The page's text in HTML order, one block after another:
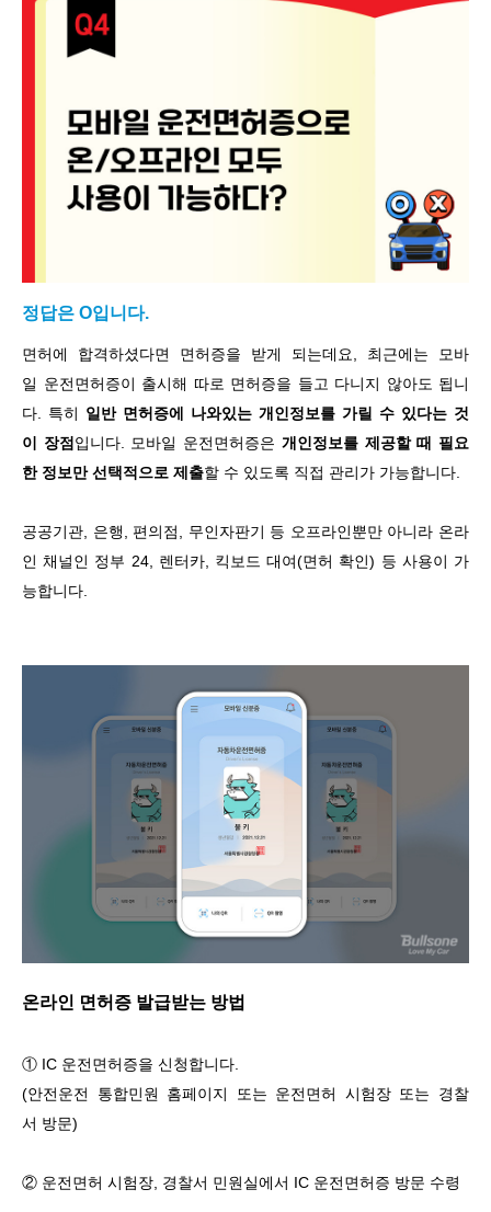
정답은 O입니다.
면허에 합격하셨다면 면허증을 받게 되는데요, 최근에는 모바
일 운전면허증이 출시해 따로 면허증을 들고 다니지 않아도 됩니
다. 특히 일반 면허증에 나와있는 개인정보를 가릴 수 있다는 것
이 장점 입니다. 모바일 운전면허증은 개인정보를 제공할 때 필요
한 정보만 선택적으로 제출할 수 있도록 직접 관리가 가능합니다.
공공기관, 은행, 편의점, 무인자판기 등 오프라인뿐만 아니라 온라
인 채널인 정부 24, 렌터카, 킥보드 대여(면허 확인) 등 사용이 가
능합니다.
온라인 면허증 발급받는 방법
① IC 운전면허증을 신청합니다.
(안전운전 통합민원 홈페이지
또는 운전면허 시험장 또는 경찰
서 방문)
② 운전면허 시험장, 경찰서 민원실에서 IC 운전면허증 방문 수령